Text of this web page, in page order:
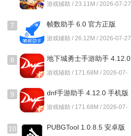
游戏辅助 / 23.11M / 2026-07-27
7 帧数助手 6.0 官方正版
游戏辅助 / 26.12M / 2026-07-27
8
地下城勇士手游助手 4.12.0
最新版
游戏辅助 / 171.68M / 2026-07-
9 dnf手游助手 4.12.0 手机版
游戏辅助 / 171.68M / 2026-07-
10
PUBGTool 1.0.8.5 安卓版